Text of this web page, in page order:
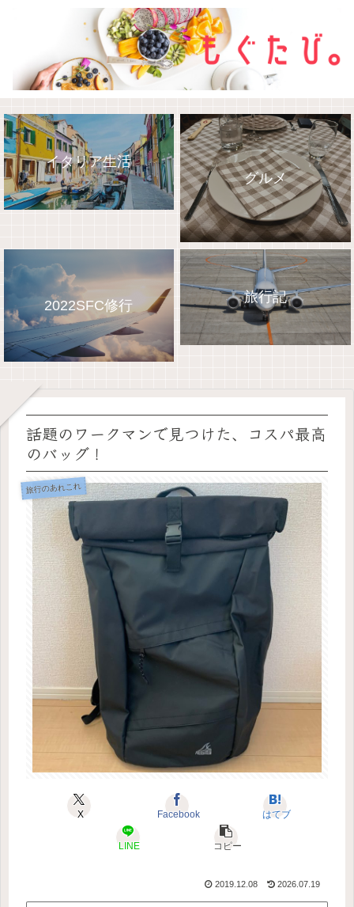
イタリア生活
グルメ
2022SFC修行
旅行記
話題のワークマンで見つけた、コスパ最高
のバッグ！
旅行のあれこれ
X Facebook はてブ
LINE コピー
2019.12.08 2026.07.19